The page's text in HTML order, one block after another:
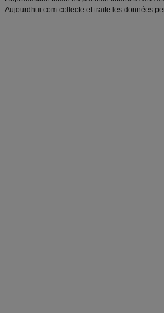
Aujourdhui.com collecte et traite les données